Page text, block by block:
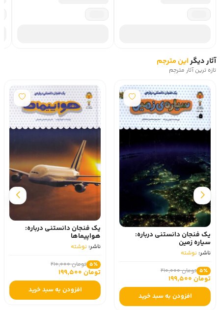
آثار دیگراین مترجم
تازه ترین آثار مترجم
یک فنجان دانستنی درباره:
سیاره زمین
ناشر: نوشته
5٪ تومان 210,000
تومان 199,500
افزودن به سبد خرید
یک فنجان دانستنی درباره:
هواپیماها
ناشر: نوشته
5٪ تومان 210,000
تومان 199,500
افزودن به سبد خرید